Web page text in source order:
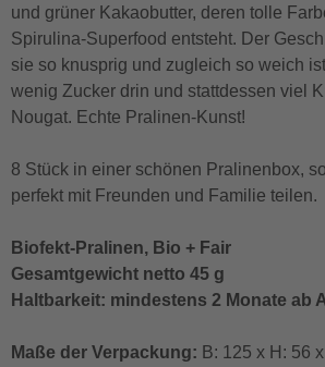
und grüner Kakaobutter, deren tolle
Spirulina-Superfood entsteht. Der
sie so knusprig und zugleich so weich
wenig Zucker drin und stattdessen viel
Nougat. Echte Pralinen-Kunst!
8 Stück in einer schönen Pralinenbox,
perfekt mit Freunden und Familie teilen.
Biofekt-Pralinen, Bio + Fair
Gesamtgewicht netto 45 g
Haltbarkeit: mindestens 2 Monate ab
Maße der Verpackung: B: 125 x H: 56